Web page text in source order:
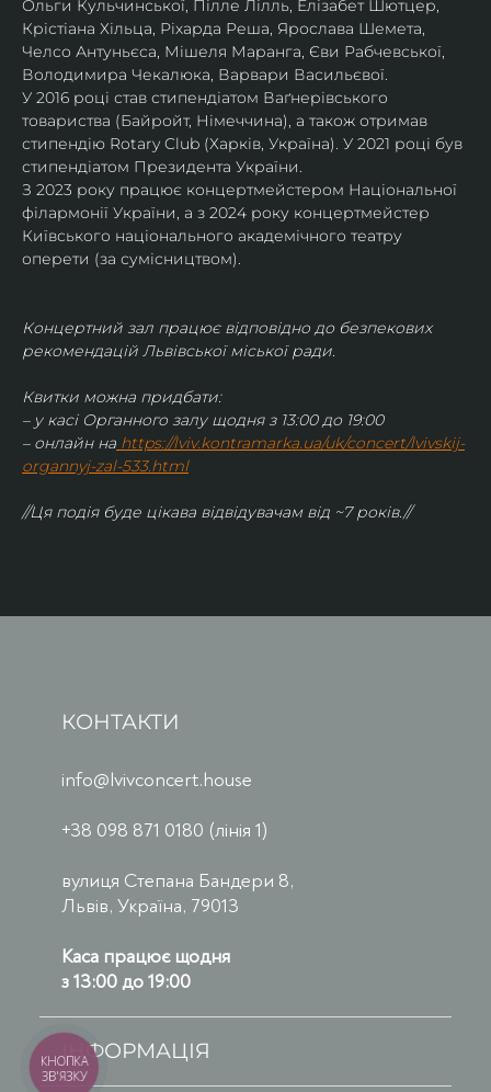
Ольги Кульчинської, Пілле Лілль, Елізабет Шютцер,
Крістіана Хільца, Ріхарда Реша, Ярослава Шемета,
Челсо Антуньєса, Мішеля Маранга, Єви Рабчевської,
Володимира Чекалюка, Варвари Васильєвої.
У 2016 році став стипендіатом Ваґнерівського
товариства (Байройт, Німеччина), а також отримав
стипендію Rotary Club (Харків, Україна). У 2021 році був
стипендіатом Президента України.
З 2023 року працює концертмейстером Національної
філармонії України, а з 2024 року концертмейстер
Київського національного академічного театру
оперети (за сумісництвом).
Концертний зал працює відповідно до безпекових
рекомендацій Львівської міської ради.
Квитки можна придбати:
– у касі Органного залу щодня з 13:00 до 19:00
– онлайн на https://lviv.kontramarka.ua/uk/concert/lvivskij-
organnyj-zal-533.html
//Ця подія буде цікава відвідувачам від ~7 років.//
КОНТАКТИ
info@lvivconcert.house
+38 098 871 0180 (лінія 1)
вулиця Степана Бандери 8,
Львів, Україна, 79013
Каса працює щодня
з 13:00 до 19:00
ІНФОРМАЦІЯ
КНОПКА
ЗВ'ЯЗКУ